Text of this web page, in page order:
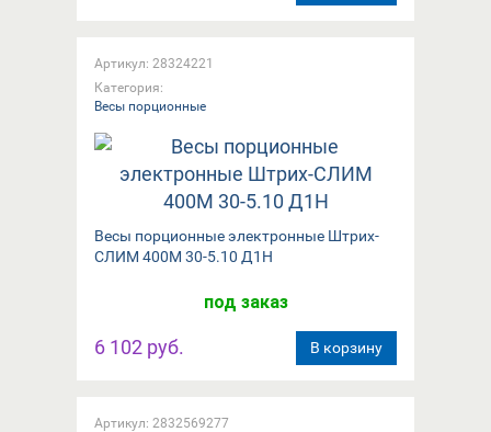
Артикул: 28324221
Категория:
Весы порционные
Весы порционные электронные Штрих-
СЛИМ 400М 30-5.10 Д1Н
под заказ
6 102 руб. В корзину
Артикул: 2832569277